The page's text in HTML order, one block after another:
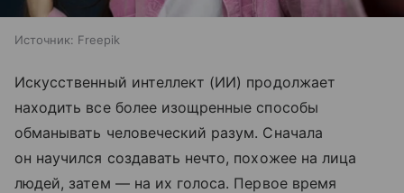
Источник: Freepik
Искусственный интеллект (ИИ) продолжает
находить все более изощренные способы
обманывать человеческий разум. Сначала
он научился создавать нечто, похожее на лица
людей, затем — на их голоса. Первое время